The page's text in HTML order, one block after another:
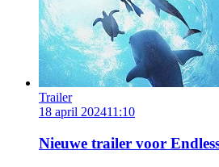
Trailer
18 april 202411:10
Nieuwe trailer voor